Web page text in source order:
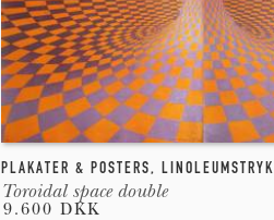
PLAKATER & POSTERS, LINOLEUMSTRYK
Toroidal space double
9.600 DKK